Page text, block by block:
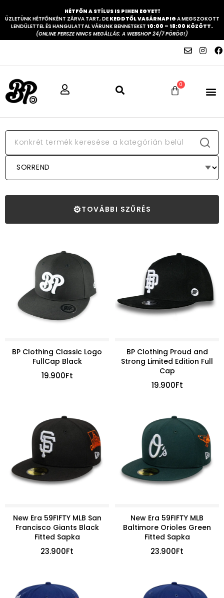
HÉTFŐN A STÍLUS IS PIHEN EGYET!
ÜZLETÜNK HÉTFŐNKÉNT ZÁRVA TART, DE KEDDTŐL VASÁRNAPIG A MEGSZOKOTT
LENDÜLETTEL ÉS HANGULATTAL VÁRUNK BENNETEKET 10:00 – 18:00 KÖZÖTT.
(ONLINE PERSZE NINCS MEGÁLLÁS: A WEBSHOP 24/7 PÖRÖG!)
0
⚙TOVÁBBI SZŰRÉS
BP Clothing Classic Logo
FullCap Black
19.900Ft
BP Clothing Proud and
Strong Limited Edition Full
Cap
19.900Ft
New Era 59FIFTY MLB San
Francisco Giants Black
Fitted Sapka
23.900Ft
New Era 59FIFTY MLB
Baltimore Orioles Green
Fitted Sapka
23.900Ft